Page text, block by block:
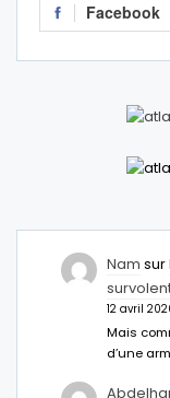
Facebook
Nam sur
12 avril
Mais
d’une